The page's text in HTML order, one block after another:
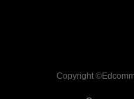
Copyright